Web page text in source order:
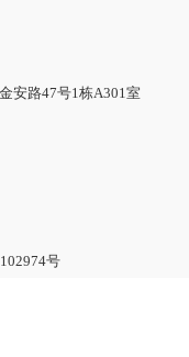
安路47号1栋A301室
号